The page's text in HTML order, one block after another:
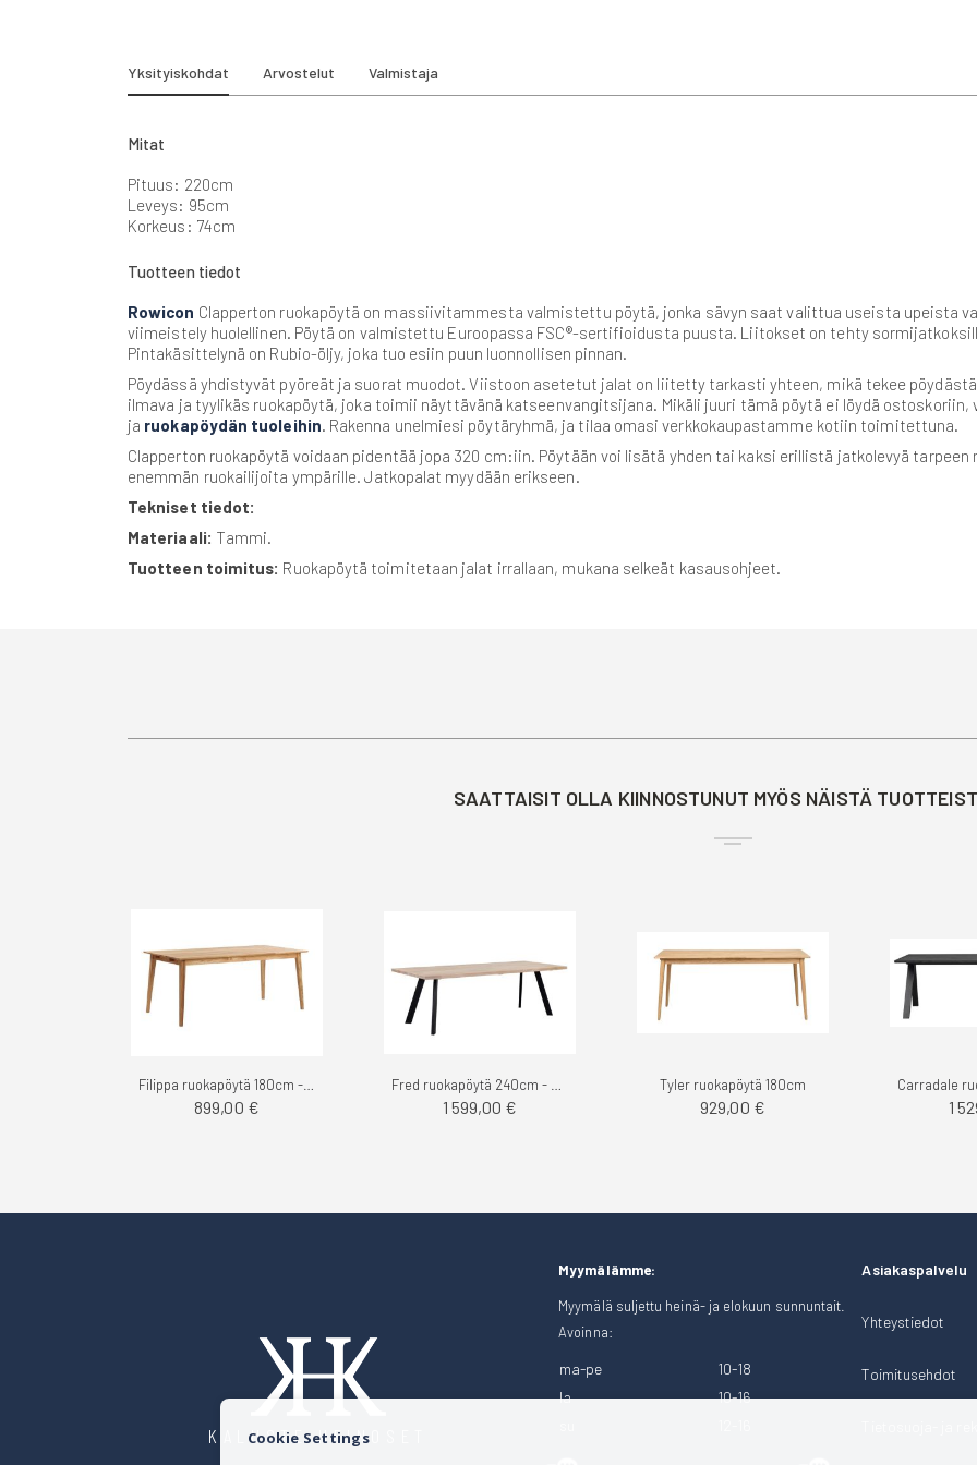
images
gallery
Yksityiskohdat
Mitat
Pituus: 220cm
Leveys: 95cm
Korkeus: 74cm
Tuotteen tiedot
Rowicon Clapperton ruokapöytä on massiivitammesta valmistettu pöytä, jonka sävyn saat valittua useista upeista
viimeistely huolellinen. Pöytä on valmistettu Euroopassa FSC®-sertifioidusta puusta. Liitokset on tehty
Pintakäsittelynä on Rubio-öljy, joka tuo esiin puun luonnollisen pinnan.
Pöydässä yhdistyvät pyöreät ja suorat muodot. Viistoon asetetut jalat on liitetty tarkasti yhteen, mikä tekee pöydästä
ilmava ja tyylikäs ruokapöytä, joka toimii näyttävänä katseenvangitsijana. Mikäli juuri tämä pöytä ei löydä
ja ruokapöydän tuoleihin . Rakenna unelmiesi pöytäryhmä, ja tilaa omasi verkkokaupastamme kotiin toimitettuna.
Clapperton ruokapöytä voidaan pidentää jopa 320 cm:iin. Pöytään voi lisätä yhden tai kaksi erillistä jatkolevyä
enemmän ruokailijoita ympärille. Jatkopalat myydään erikseen.
Tekniset tiedot:
Materiaali: Tammi.
Tuotteen toimitus: Ruokapöytä toimitetaan jalat irrallaan, mukana selkeät kasausohjeet.
Arvostelut Valmistaja
SAATTAISIT OLLA KIINNOSTUNUT MYÖS NÄISTÄ
899,00 € 1 599,00 €
Tyler ruokapöytä 180cm
929,00 € 1
Myymälämme:
Myymälä suljettu heinä- ja elokuun sunnuntait.
Avoinna:
ma-pe
10-18
la
10-16
Asiakaspalvelu
Yhteystiedot
Toimitusehdot
KALUSTE HEINOSET
Cookie Settings